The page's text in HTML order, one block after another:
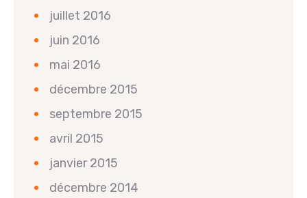
juillet 2016
juin 2016
mai 2016
décembre 2015
septembre 2015
avril 2015
janvier 2015
décembre 2014